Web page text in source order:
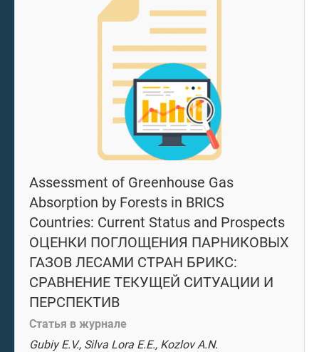
Assessment of Greenhouse Gas
Absorption by Forests in BRICS
Countries: Current Status and Prospects
ОЦЕНКИ ПОГЛОЩЕНИЯ ПАРНИКОВЫХ
ГАЗОВ ЛЕСАМИ СТРАН БРИКС:
СРАВНЕНИЕ ТЕКУЩЕЙ СИТУАЦИИ И
ПЕРСПЕКТИВ
Статья в журнале
Gubiy E.V., Silva Lora E.E., Kozlov A.N.